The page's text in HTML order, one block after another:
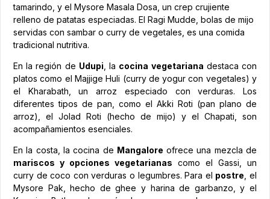
tamarindo, y el Mysore Masala Dosa, un crep crujiente
relleno de patatas especiadas. El Ragi Mudde, bolas de mijo
servidas con sambar o curry de vegetales, es una comida
tradicional nutritiva.
En la región de Udupi , la cocina vegetariana destaca con
platos como el Majjige Huli (curry de yogur con vegetales) y
el Kharabath, un arroz especiado con verduras. Los
diferentes tipos de pan, como el Akki Roti (pan plano de
arroz), el Jolad Roti (hecho de mijo) y el Chapati, son
acompañamientos esenciales.
En la costa, la cocina de Mangalore ofrece una mezcla de
mariscos y opciones vegetarianas como el Gassi, un
curry de coco con verduras o legumbres. Para el postre , el
Mysore Pak, hecho de ghee y harina de garbanzo, y el